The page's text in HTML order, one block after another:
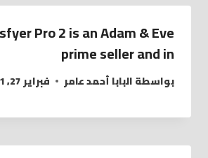
Pro 2 is an Adam & Eve
prime seller and in
بواسطةالبابا أحمد عامر فبراير 27, 2021